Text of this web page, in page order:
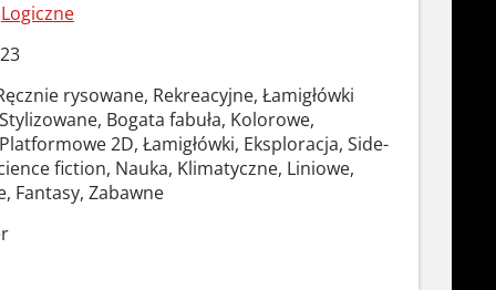
Logiczne
rysowane, Rekreacyjne, Łamigłówki
Bogata fabuła, Kolorowe,
2D, Łamigłówki, Eksploracja, Side-
fiction, Nauka, Klimatyczne, Liniowe,
Fantasy, Zabawne